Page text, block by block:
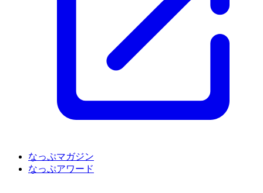
なっぷマガジン
なっぷアワード